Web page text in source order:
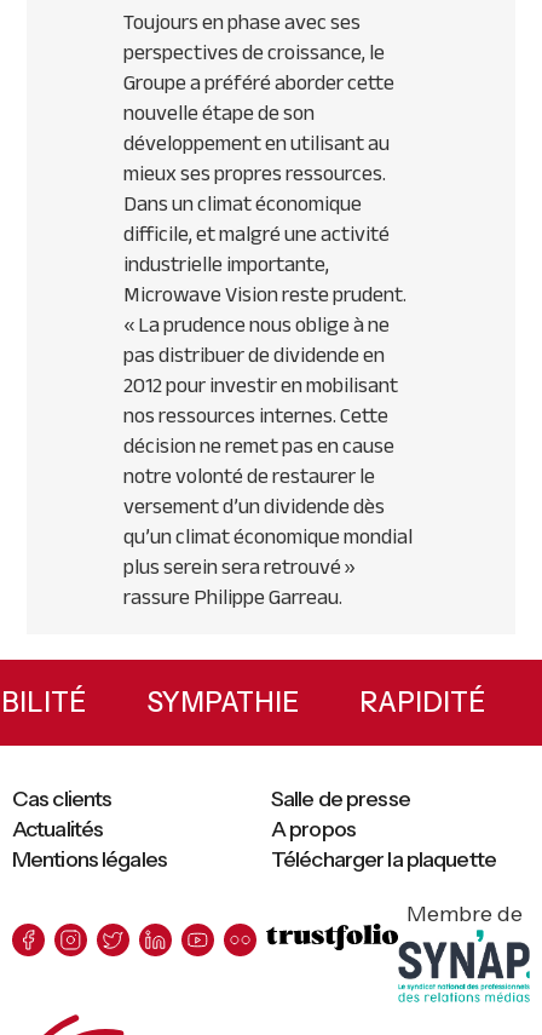
Toujours en phase avec ses
perspectives de croissance, le
Groupe a préféré aborder cette
nouvelle étape de son
développement en utilisant au
mieux ses propres ressources.
Dans un climat économique
difficile, et malgré une activité
industrielle importante,
Microwave Vision reste prudent.
« La prudence nous oblige à ne
pas distribuer de dividende en
2012 pour investir en mobilisant
nos ressources internes. Cette
décision ne remet pas en cause
notre volonté de restaurer le
versement d’un dividende dès
qu’un climat économique mondial
plus serein sera retrouvé »
rassure Philippe Garreau.
Primary
Sidebar
SYMPATHIE RAPIDITÉ
Mentions légales Télécharger la plaquette
Cas clients
Salle de presse
Actualités
A propos
Membre de